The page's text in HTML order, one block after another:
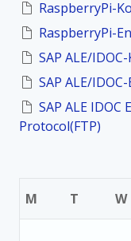
o
RaspberryPi-
RaspberryPi-
SAP ALE/
SAP ALE/
SAP ALE IDOC
Protocol(FTP)
M
T W